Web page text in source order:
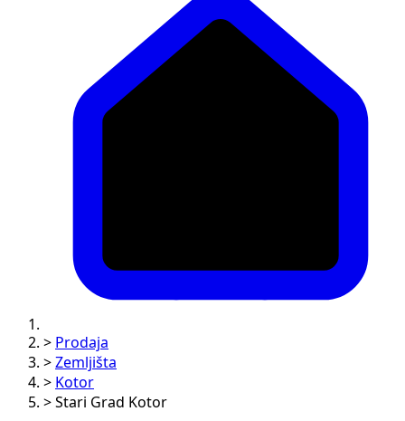
> Prodaja
> Zemljišta
> Kotor
> Stari Grad Kotor